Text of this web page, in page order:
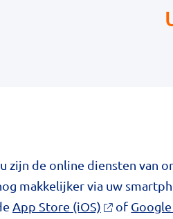
zijn de online diensten van
makkelijker via uw
App Store (iOS) of